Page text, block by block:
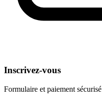
Inscrivez-vous
Formulaire et paiement sécurisé